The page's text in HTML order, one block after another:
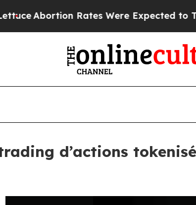
Rates Were Expected to Tank
d’actions